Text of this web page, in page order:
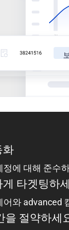
화
정에 대해 준수
타겟팅하
어와 advanced
을 절약하세